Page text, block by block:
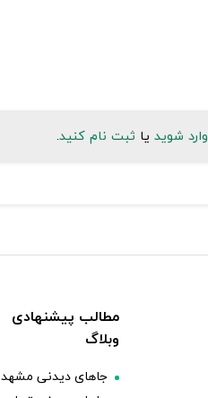
وارد شوید یا ثبت نام کنید.
مطالب پیشنهادی
وبلاگ
جاهای دیدنی مشهد